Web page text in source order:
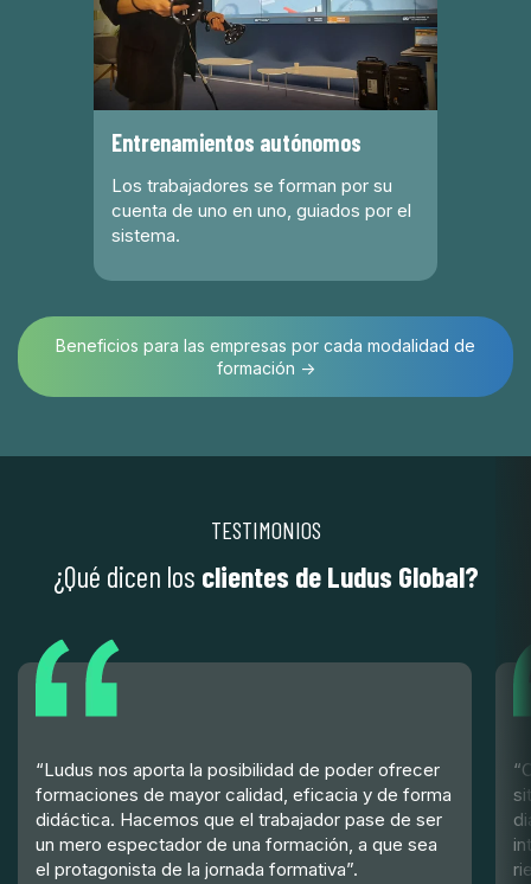
Entrenamientos autónomos
Los trabajadores se forman por su
cuenta de uno en uno, guiados por el
sistema.
Beneficios para las empresas por cada modalidad de
formación →
TESTIMONIOS
¿Qué dicen los clientes de Ludus Global?
“Ludus nos aporta la posibilidad de poder ofrecer
formaciones de mayor calidad, eficacia y de forma
didáctica. Hacemos que el trabajador pase de ser
un mero espectador de una formación, a que sea
el protagonista de la jornada formativa”.